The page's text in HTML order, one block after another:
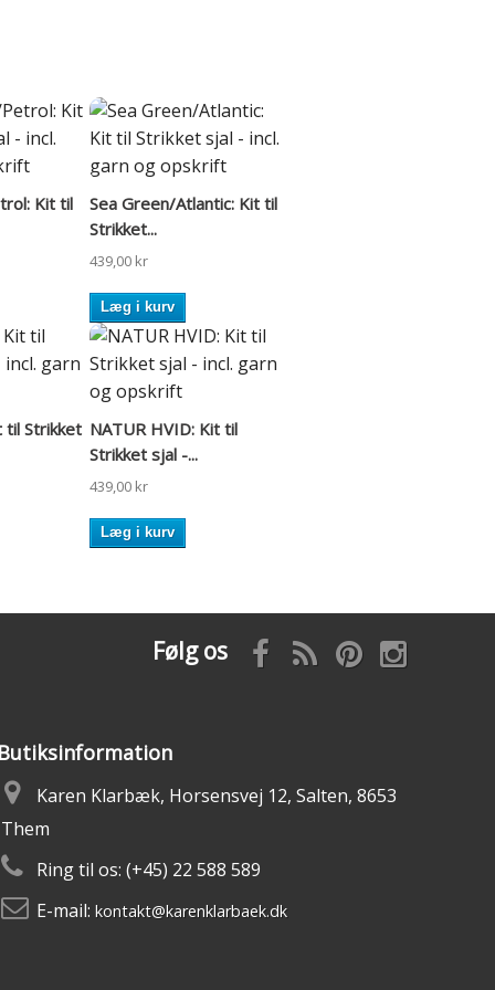
Kit til
Sea Green/Atlantic: Kit til
Strikket...
439,00 kr
Læg i kurv
til Strikket NATUR HVID: Kit til
Strikket sjal -...
439,00 kr
Læg i kurv
Følg os
Karen Klarbæk, Horsensvej 12, Salten, 8653
Them
Ring til os: (+45) 22 588 589
E-mail: kontakt@karenklarbaek.dk